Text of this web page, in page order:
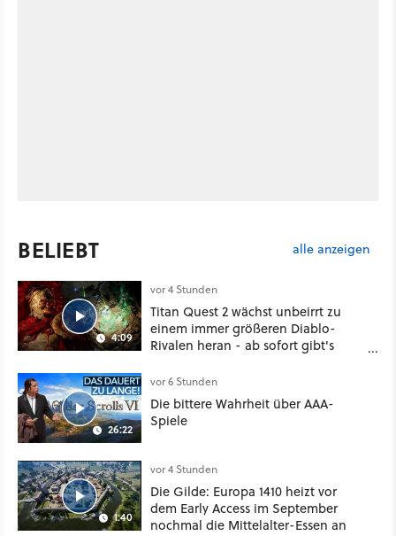
BELIEBT alle anzeigen
4:09
vor 4 Stunden
Titan Quest 2 wächst unbeirrt zu
einem immer größeren Diablo-
Rivalen heran - ab sofort gibt's
Klasse
26:22
vor 6 Stunden
Die bittere Wahrheit über AAA-
Spiele
1:40
vor 4 Stunden
Die Gilde: Europa 1410 heizt vor
dem Early Access im September
nochmal die Mittelalter-Essen an